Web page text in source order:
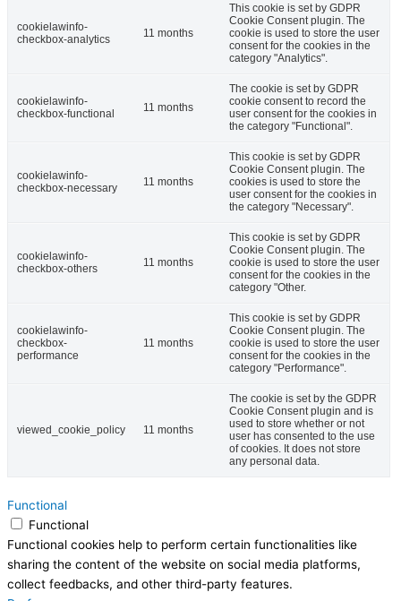
cookielawinfo-
checkbox-analytics
11 months
This cookie is set by GDPR
Cookie Consent plugin. The
cookie is used to store the user
consent for the cookies in the
category "Analytics".
cookielawinfo-
checkbox-functional
11 months
The cookie is set by GDPR
cookie consent to record the
user consent for the cookies in
the category "Functional".
cookielawinfo-
checkbox-necessary
11 months
This cookie is set by GDPR
Cookie Consent plugin. The
cookies is used to store the
user consent for the cookies in
the category "Necessary".
cookielawinfo-
checkbox-others
11 months
This cookie is set by GDPR
Cookie Consent plugin. The
cookie is used to store the user
consent for the cookies in the
category "Other.
cookielawinfo-
checkbox-
performance
11 months
This cookie is set by GDPR
Cookie Consent plugin. The
cookie is used to store the user
consent for the cookies in the
category "Performance".
viewed_cookie_policy 11 months
The cookie is set by the GDPR
Cookie Consent plugin and is
used to store whether or not
user has consented to the use
of cookies. It does not store
any personal data.
Functional
Functional
Functional cookies help to perform certain functionalities like
sharing the content of the website on social media platforms,
collect feedbacks, and other third-party features.